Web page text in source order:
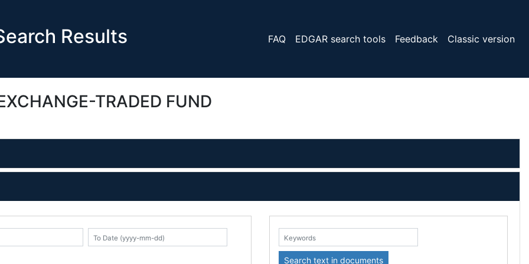
Results FAQ EDGAR search tools Feedback Classic version
TRADED FUND
Keywords:
Search text in documents